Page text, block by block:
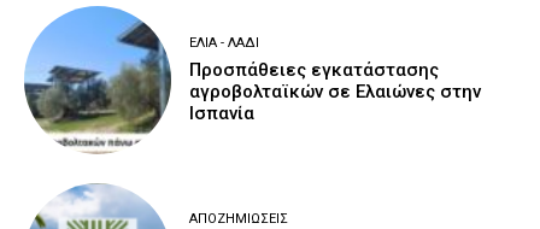
ΕΛΙΆ - ΛΆΔΙ
Προσπάθειες εγκατάστασης
αγροβολταϊκών σε Ελαιώνες στην
Ισπανία
ΑΠΟΖΗΜΙΏΣΕΙΣ